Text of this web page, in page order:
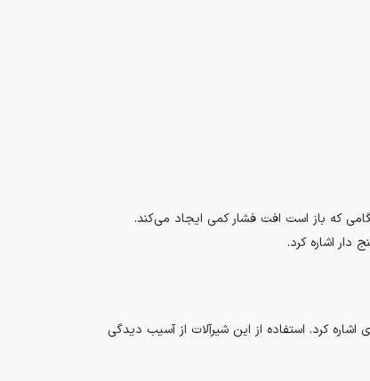
که باز است افت فشار کمی ایجاد می‌کند.
دار اشاره کرد.
کرد. استفاده از این شیرآلات از آسیب دیدگی